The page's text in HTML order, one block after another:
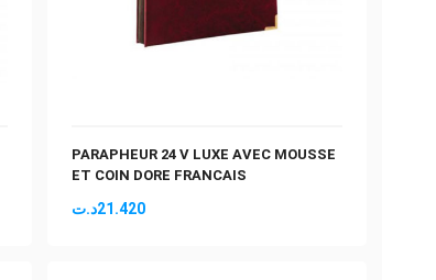
PARAPHEUR 24 V LUXE AVEC MOUSSE
ET COIN DORE FRANCAIS
21.420د.ت